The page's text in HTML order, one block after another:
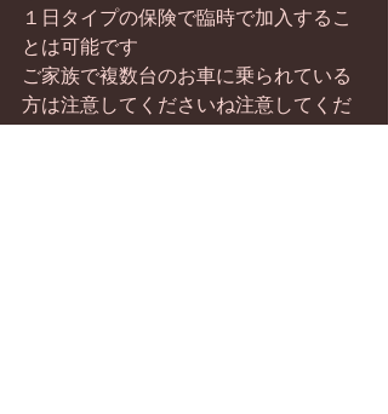
１日タイプの保険で臨時で加入するこ
とは可能です
ご家族で複数台のお車に乗られている
方は注意してくださいね注意してくだ